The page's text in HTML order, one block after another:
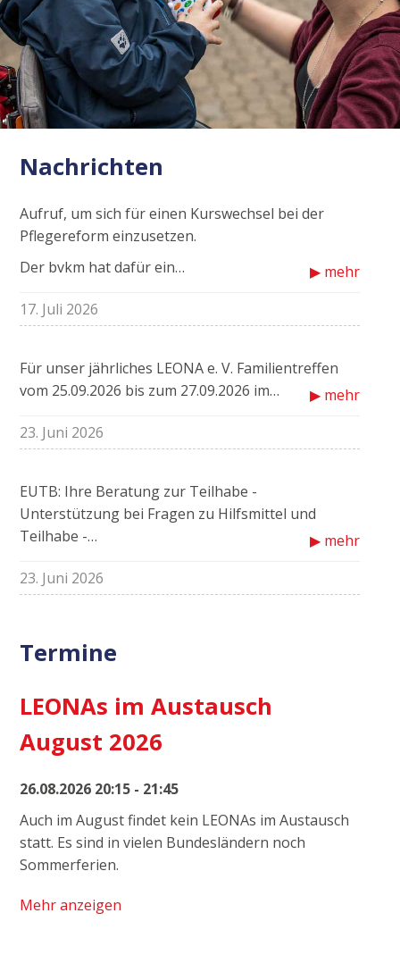
Nachrichten
Aufruf, um sich für einen Kurswechsel bei der
Pflegereform einzusetzen.
Der bvkm hat dafür ein…
▶ mehr
17. Juli 2026
Für unser jährliches LEONA e. V. Familientreffen
vom 25.09.2026 bis zum 27.09.2026 im…
▶ mehr
23. Juni 2026
EUTB: Ihre Beratung zur Teilhabe -
Unterstützung bei Fragen zu Hilfsmittel und
Teilhabe -…
▶ mehr
23. Juni 2026
Termine
LEONAs im Austausch
August 2026
26.08.2026 20:15 - 21:45
Auch im August findet kein LEONAs im Austausch
statt. Es sind in vielen Bundesländern noch
Sommerferien.
Mehr anzeigen